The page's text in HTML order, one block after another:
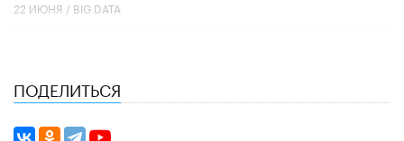
22 ИЮНЯ / BIG DATA
ПОДЕЛИТЬСЯ